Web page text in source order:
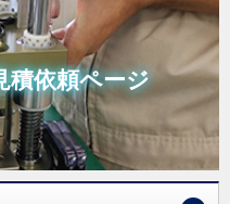
積依頼ページ